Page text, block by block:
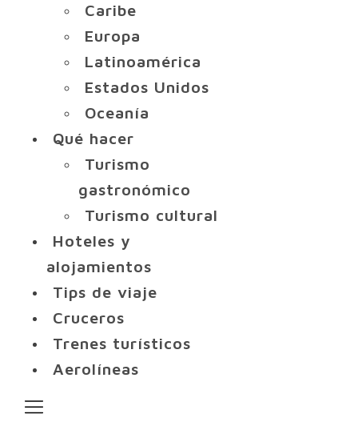
Caribe
Europa
Latinoamérica
Estados Unidos
Oceanía
Qué hacer
Turismo
gastronómico
Turismo cultural
Hoteles y
alojamientos
Tips de viaje
Cruceros
Trenes turísticos
Aerolíneas